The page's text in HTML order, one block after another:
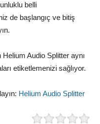
belli
de başlangıç ve bitiş
Audio Splitter aynı
etiketlemenizi sağlıyor.
Helium Audio Splitter